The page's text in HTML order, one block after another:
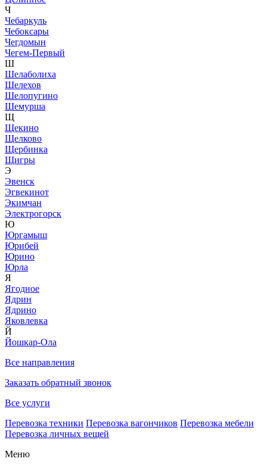
Ч
Чебаркуль
Чебоксары
Чегдомын
Чегем-Первый
Ш
Шелаболиха
Шелехов
Шелопугино
Шемурша
Щ
Щекино
Щелково
Щербинка
Щигры
Э
Эвенск
Эгвекинот
Экимчан
Электрогорск
Ю
Юргамыш
Юрибей
Юрино
Юрла
Я
Ягодное
Ядрин
Ядрино
Яковлевка
Й
Йошкар-Ола
Все направления
Заказать обратный звонок
Все услуги
Перевозка техники Перевозка вагончиков Перевозка мебели
Перевозка личных вещей
Меню